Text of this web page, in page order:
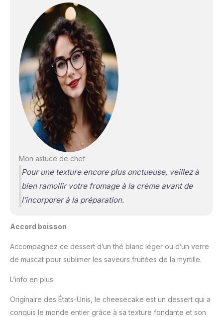
Mon astuce de chef
Pour une texture encore plus onctueuse, veillez à
bien ramollir votre fromage à la crème avant de
l’incorporer à la préparation.
Accord boisson
Accompagnez ce dessert d’un thé blanc léger ou d’un verre
de muscat pour sublimer les saveurs fruitées de la myrtille.
L’info en plus
Originaire des États-Unis, le cheesecake est un dessert qui a
conquis le monde entier grâce à sa texture fondante et son